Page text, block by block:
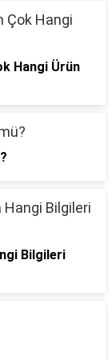
Hangi Ürün
Bilgileri